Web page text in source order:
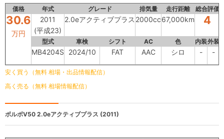
価格 年式 グレード 排気量 走行距離 総合評価
30.6
万円
2011
(平成23)
2.0eアクティブプラス 2000cc67,000km 4
型式 車検 シフト AC 色 内装外装
MB4204S 2024/10 FAT AAC シロ - -
安く買う（無料 相場・出品情報配信）
高く売る（無料 相場情報配信）
ボルボV50 2.0eアクティブプラス (2011)